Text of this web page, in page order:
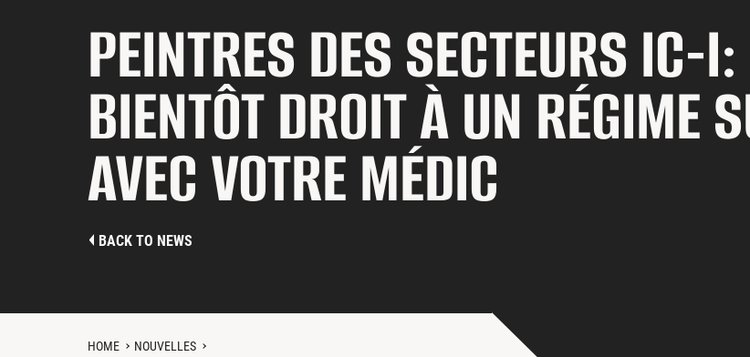
PEINTRES DES SECTEURS IC-
BIENTÔT DROIT À UN RÉGIME
AVEC VOTRE MÉDIC
BACK TO NEWS
HOME
NOUVELLES